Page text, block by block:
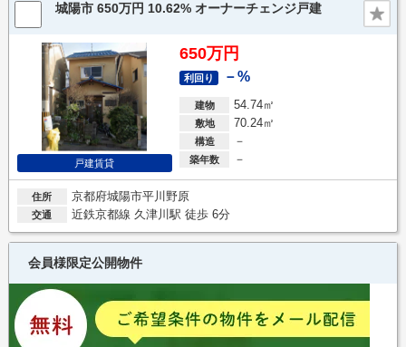
城陽市 650万円 10.62% オーナーチェンジ戸建
戸建賃貸
650万円
利回り －%
建物 54.74㎡
敷地 70.24㎡
構造 －
築年数 －
住所 京都府城陽市平川野原
交通 近鉄京都線 久津川駅 徒歩 6分
会員様限定公開物件